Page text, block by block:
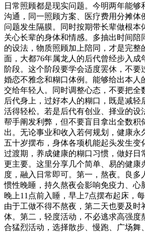
日常照顾都是现实问题。今明两年能够
沟通，同一照顾方案、医疗费用分摊体
问题发生隔膜。同时按期带长辈做根本
关心长辈的身体和情感。多抽出时间陪
的设法，物质照顾加上陪同，才是完整
面，大都76年属龙人的后代曾经步入成
阶段。这个阶段要学会适度罢休，不要
婚恋不雅念和糊口体例。能够给出本人
交给年轻人。同时调整心态，不要把全
后代身上，过好本人的糊口，既是减轻
活得轻松。若是后代有创业、择业的设
帮手阐发利弊，但不要盲目拿出全数积
出。无论事业和收入若何规划，健康永
五十岁摆布，身体各项机能起头发生变
过渡期，养成健康的糊口习惯，做好日
更主要。这里分享几个简单、易的健康
度，融入日常即可。第一，熬夜。良多
惯性晚睡，持久熬夜会影响免疫力、心
晚上11点前入睡，早上7点摆布起床，
由于工做不得不熬夜，第二天也要及时
体。第二，轻度活动，不必逃求高强度
合猛烈活动，选择散步、慢跑、广场舞